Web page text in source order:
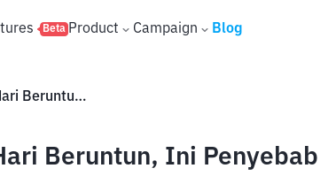
Beta Product Campaign Blog
Nikkei 225 Melemah Dua Hari Beruntun, Ini Penyebab Tekanan pada Bursa Saham Jepang
Beruntun, Ini Penyebab